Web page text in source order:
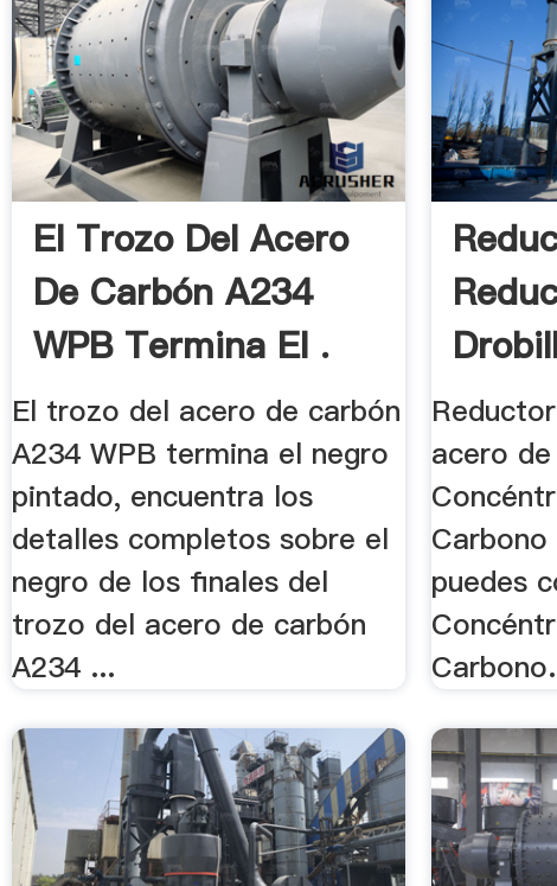
El Trozo Del Acero
De Carbón A234
WPB Termina El .
El trozo del acero de carbón
A234 WPB termina el negro
pintado, encuentra los
detalles completos sobre el
negro de los finales del
trozo del acero de carbón
A234 ...
acero
puedes
Carbono.